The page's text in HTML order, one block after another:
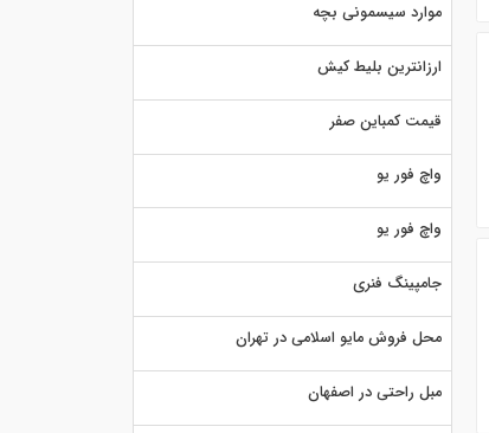
موارد سیسمونی بچه
ارزانترین بلیط کیش
قیمت کمباین صفر
واچ فور یو
واچ فور یو
جامپینگ فنری
محل فروش مایو اسلامی در تهران
مبل راحتی در اصفهان